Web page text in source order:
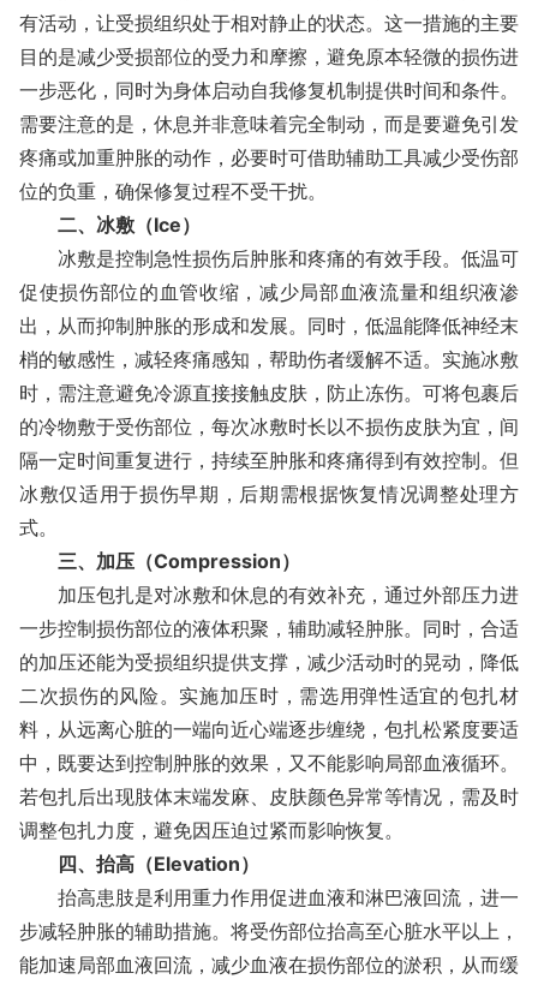
有活动，让受损组织处于相对静止的状态。这一措施的主要
目的是减少受损部位的受力和摩擦，避免原本轻微的损伤进
一步恶化，同时为身体启动自我修复机制提供时间和条件。
需要注意的是，休息并非意味着完全制动，而是要避免引发
疼痛或加重肿胀的动作，必要时可借助辅助工具减少受伤部
位的负重，确保修复过程不受干扰。
二、冰敷（Ice）
冰敷是控制急性损伤后肿胀和疼痛的有效手段。低温可
促使损伤部位的血管收缩，减少局部血液流量和组织液渗
出，从而抑制肿胀的形成和发展。同时，低温能降低神经末
梢的敏感性，减轻疼痛感知，帮助伤者缓解不适。实施冰敷
时，需注意避免冷源直接接触皮肤，防止冻伤。可将包裹后
的冷物敷于受伤部位，每次冰敷时长以不损伤皮肤为宜，间
隔一定时间重复进行，持续至肿胀和疼痛得到有效控制。但
冰敷仅适用于损伤早期，后期需根据恢复情况调整处理方
式。
三、加压（Compression）
加压包扎是对冰敷和休息的有效补充，通过外部压力进
一步控制损伤部位的液体积聚，辅助减轻肿胀。同时，合适
的加压还能为受损组织提供支撑，减少活动时的晃动，降低
二次损伤的风险。实施加压时，需选用弹性适宜的包扎材
料，从远离心脏的一端向近心端逐步缠绕，包扎松紧度要适
中，既要达到控制肿胀的效果，又不能影响局部血液循环。
若包扎后出现肢体末端发麻、皮肤颜色异常等情况，需及时
调整包扎力度，避免因压迫过紧而影响恢复。
四、抬高（Elevation）
抬高患肢是利用重力作用促进血液和淋巴液回流，进一
步减轻肿胀的辅助措施。将受伤部位抬高至心脏水平以上，
能加速局部血液回流，减少血液在损伤部位的淤积，从而缓